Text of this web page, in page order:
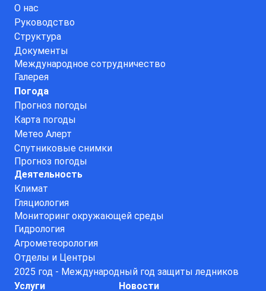
О нас
Руководство
Структура
Документы
Международное сотрудничество
Галерея
Погода
Прогноз погоды
Карта погоды
Метео Алерт
Спутниковые снимки
Прогноз погоды
Деятельность
Климат
Гляциология
Мониторинг окружающей среды
Гидрология
Агрометеорология
Отделы и Центры
2025 год - Международный год защиты ледников
Услуги
Новости